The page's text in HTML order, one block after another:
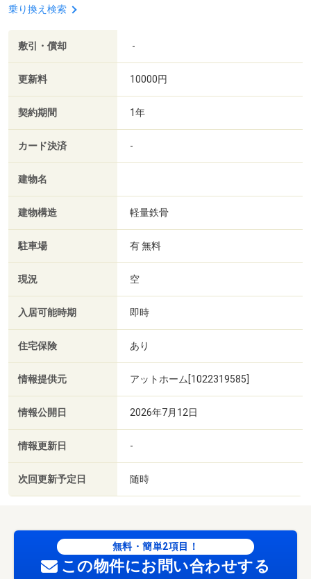
乗り換え検索
敷引・償却 -
更新料 10000円
契約期間 1年
カード決済 -
建物名
建物構造 軽量鉄骨
駐車場 有 無料
現況 空
入居可能時期 即時
住宅保険 あり
情報提供元 アットホーム[1022319585]
情報公開日 2026年7月12日
情報更新日 -
次回更新予定日 随時
無料・簡単2項目！
この物件にお問い合わせする